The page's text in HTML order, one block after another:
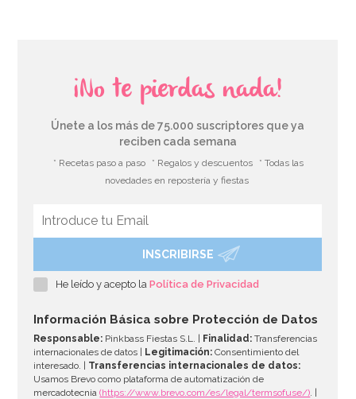
Juego de 8 platos Comunión Azul 17cm
AÑADIR
¡No te pierdas nada!
Únete a los más de 75.000 suscriptores que ya
reciben cada semana
* Recetas paso a paso * Regalos y descuentos
* Todas las
novedades en repostería y fiestas
INSCRIBIRSE
He leído y acepto laPolítica de Privacidad
Información Básica sobre Protección de Datos
Responsable: Pinkbass Fiestas S.L. | Finalidad: Transferencias
internacionales de datos |
Legitimación: Consentimiento del
interesado. | Transferencias internacionales de datos:
Usamos Brevo como plataforma de automatización de
mercadotecnia(https://www.brevo.com/es/legal/termsofuse/). |